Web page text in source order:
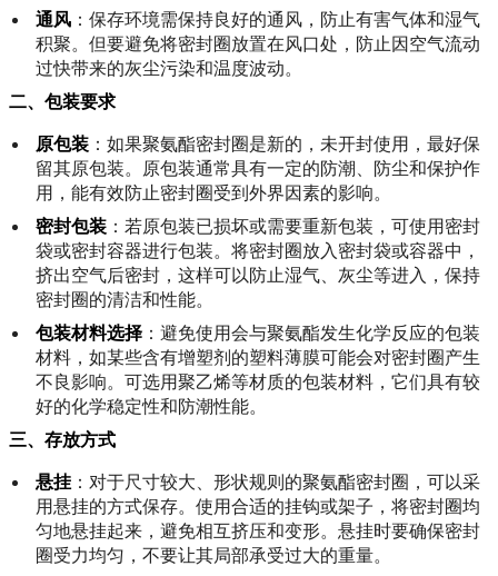
通风 ：保存环境需保持良好的通风，防止有害气体和湿气
积聚。但要避免将密封圈放置在风口处，防止因空气流动
过快带来的灰尘污染和温度波动。
二、包装要求
原包装 ：如果聚氨酯密封圈是新的，未开封使用，最好保
留其原包装。原包装通常具有一定的防潮、防尘和保护作
用，能有效防止密封圈受到外界因素的影响。
密封包装 ：若原包装已损坏或需要重新包装，可使用密封
袋或密封容器进行包装。将密封圈放入密封袋或容器中，
挤出空气后密封，这样可以防止湿气、灰尘等进入，保持
密封圈的清洁和性能。
包装材料选择 ：避免使用会与聚氨酯发生化学反应的包装
材料，如某些含有增塑剂的塑料薄膜可能会对密封圈产生
不良影响。可选用聚乙烯等材质的包装材料，它们具有较
好的化学稳定性和防潮性能。
三、存放方式
悬挂 ：对于尺寸较大、形状规则的聚氨酯密封圈，可以采
用悬挂的方式保存。使用合适的挂钩或架子，将密封圈均
匀地悬挂起来，避免相互挤压和变形。悬挂时要确保密封
圈受力均匀，不要让其局部承受过大的重量。